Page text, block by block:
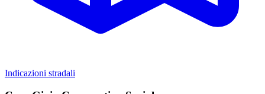
Indicazioni stradali